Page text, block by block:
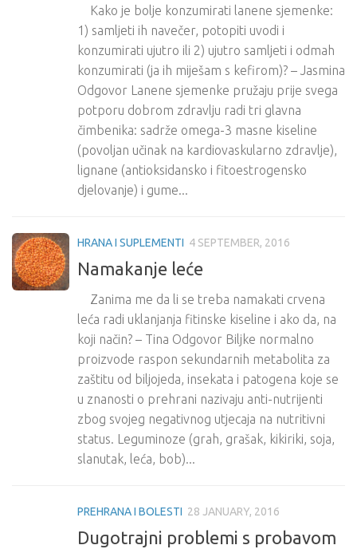
Kako je bolje konzumirati lanene sjemenke:
1) samljeti ih navečer, potopiti uvodi i
konzumirati ujutro ili 2) ujutro samljeti i odmah
konzumirati (ja ih miješam s kefirom)? – Jasmina
Odgovor Lanene sjemenke pružaju prije svega
potporu dobrom zdravlju radi tri glavna
čimbenika: sadrže omega-3 masne kiseline
(povoljan učinak na kardiovaskularno zdravlje),
lignane (antioksidansko i fitoestrogensko
djelovanje) i gume...
HRANA I SUPLEMENTI 4 SEPTEMBER, 2016
Namakanje leće
Zanima me da li se treba namakati crvena
leća radi uklanjanja fitinske kiseline i ako da, na
koji način? – Tina Odgovor Biljke normalno
proizvode raspon sekundarnih metabolita za
zaštitu od biljojeda, insekata i patogena koje se
u znanosti o prehrani nazivaju anti-nutrijenti
zbog svojeg negativnog utjecaja na nutritivni
status. Leguminoze (grah, grašak, kikiriki, soja,
slanutak, leća, bob)...
PREHRANA I BOLESTI 28 JANUARY, 2016
Dugotrajni problemi s probavom